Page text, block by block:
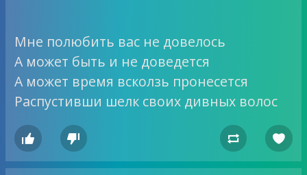
Мне полюбить вас не довелось
А может быть и не доведется
А может время всколзь пронесется
Распустивши шелк своих дивных волос
   